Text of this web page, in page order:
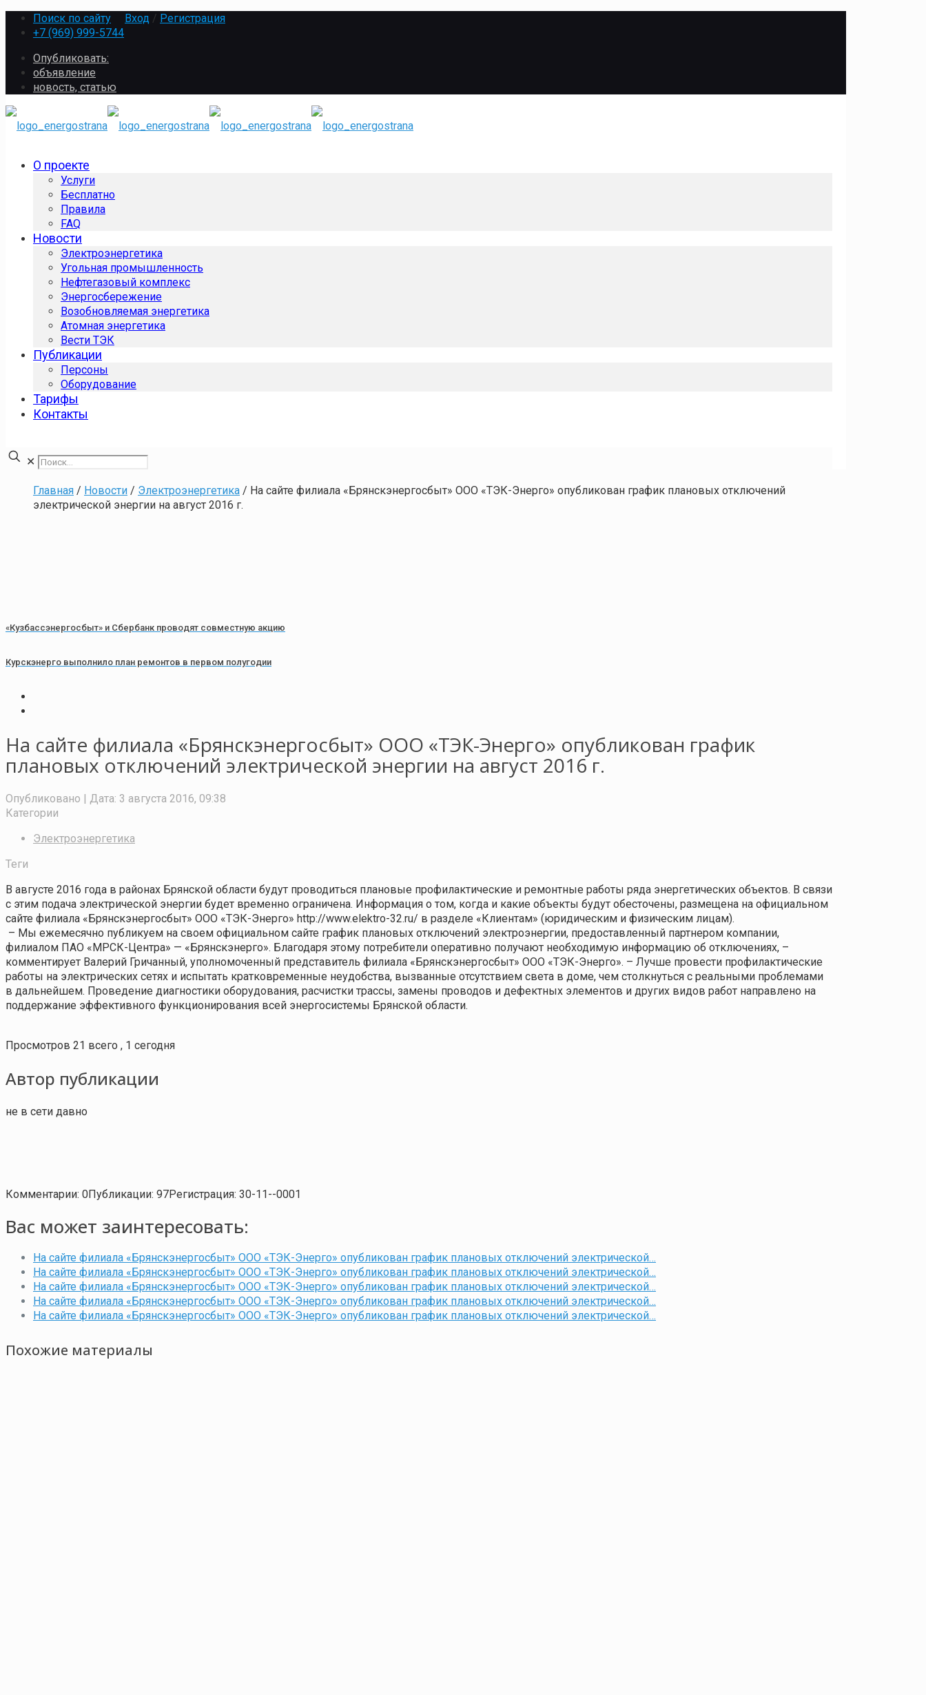
Поиск по сайту Вход / Регистрация
+7 (969) 999-5744
Опубликовать:
объявление
новость, статью
О проекте
Услуги
Бесплатно
Правила
FAQ
Новости
Электроэнергетика
Угольная промышленность
Нефтегазовый комплекс
Энергосбережение
Возобновляемая энергетика
Атомная энергетика
Вести ТЭК
Публикации
Персоны
Оборудование
Тарифы
Контакты
✕
Главная / Новости / Электроэнергетика / На сайте филиала «Брянскэнергосбыт» ООО «ТЭК-Энерго» опубликован график плановых отключений
электрической энергии на август 2016 г.
«Кузбассэнергосбыт» и Сбербанк проводят совместную акцию
Курскэнерго выполнило план ремонтов в первом полугодии
На сайте филиала «Брянскэнергосбыт» ООО «ТЭК-Энерго» опубликован график
плановых отключений электрической энергии на август 2016 г.
Опубликовано | Дата: 3 августа 2016, 09:38
Категории
Электроэнергетика
Теги
В августе 2016 года в районах Брянской области будут проводиться плановые профилактические и ремонтные работы ряда энергетических объектов. В связи
с этим подача электрической энергии будет временно ограничена. Информация о том, когда и какие объекты будут обесточены, размещена на официальном
сайте филиала «Брянскэнергосбыт» ООО «ТЭК-Энерго» http://www.elektro-32.ru/ в разделе «Клиентам» (юридическим и физическим лицам).
– Мы ежемесячно публикуем на своем официальном сайте график плановых отключений электроэнергии, предоставленный партнером компании,
филиалом ПАО «МРСК-Центра» — «Брянскэнерго». Благодаря этому потребители оперативно получают необходимую информацию об отключениях, –
комментирует Валерий Гричанный, уполномоченный представитель филиала «Брянскэнергосбыт» ООО «ТЭК-Энерго». – Лучше провести профилактические
работы на электрических сетях и испытать кратковременные неудобства, вызванные отсутствием света в доме, чем столкнуться с реальными проблемами
в дальнейшем. Проведение диагностики оборудования, расчистки трассы, замены проводов и дефектных элементов и других видов работ направлено на
поддержание эффективного функционирования всей энергосистемы Брянской области.
Просмотров 21 всего , 1 сегодня
Автор публикации
не в сети давно
Комментарии: 0Публикации: 97Регистрация: 30-11--0001
Вас может заинтересовать:
На сайте филиала «Брянскэнергосбыт» ООО «ТЭК-Энерго» опубликован график плановых отключений электрической…
На сайте филиала «Брянскэнергосбыт» ООО «ТЭК-Энерго» опубликован график плановых отключений электрической…
На сайте филиала «Брянскэнергосбыт» ООО «ТЭК-Энерго» опубликован график плановых отключений электрической…
На сайте филиала «Брянскэнергосбыт» ООО «ТЭК-Энерго» опубликован график плановых отключений электрической…
На сайте филиала «Брянскэнергосбыт» ООО «ТЭК-Энерго» опубликован график плановых отключений электрической…
Похожие материалы